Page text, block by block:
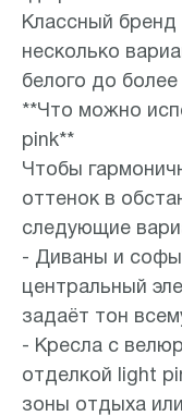
Классный бренд
несколько
белого до
**Что можно
pink**
Чтобы
оттенок в
следующие
- Диваны и
центральный
задаёт тон
- Кресла с
отделкой light
зоны отдыха